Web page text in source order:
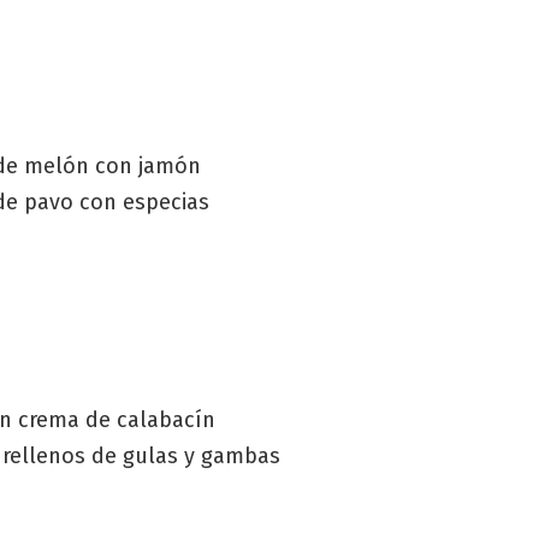
melón con jamón
pavo con especias
crema de calabacín
de gulas y gambas